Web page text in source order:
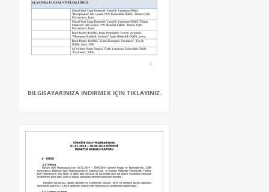
BILGISAYARINIZA INDIRMEK IÇIN TIKLAYINIZ.